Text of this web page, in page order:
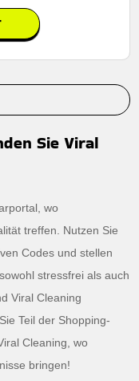
Sie Viral
wo
treffen. Nutzen Sie
Codes und stellen
stressfrei als auch
Viral Cleaning
Teil der Shopping-
Cleaning, wo
bringen!